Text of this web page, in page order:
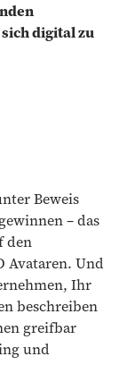
digital zu
Beweis
– das
den
Avataren. Und
Ihr
beschreiben
greifbar
und